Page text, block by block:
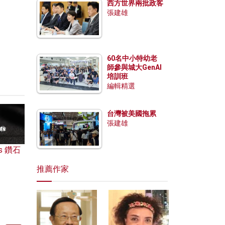
鑽石
西方世界兩批政客
張建雄
60名中小特幼老
師參與城大GenAI
培訓班
編輯精選
台灣被美國拖累
張建雄
推薦作家